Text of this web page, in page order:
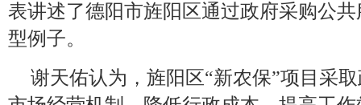
表讲述了德阳市旌阳区通过政府采购公
型例子。
谢天佑认为，旌阳区“新农保”项目采